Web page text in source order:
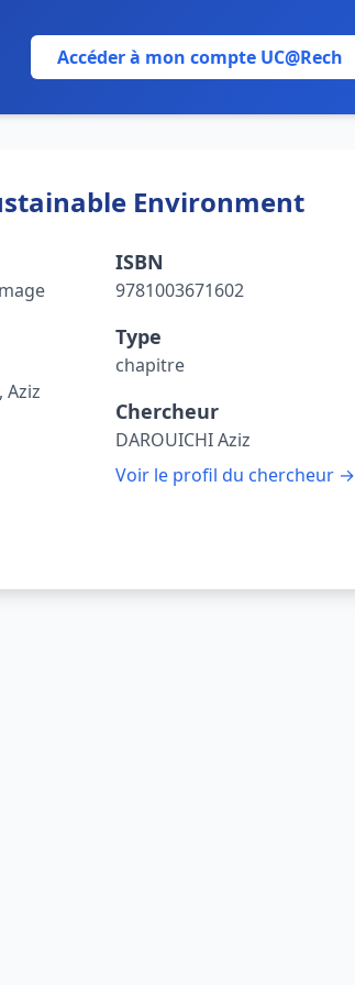
Accéder à mon compte UC@Rech
Environment
Aziz
ISBN
9781003671602
Type
chapitre
Chercheur
DAROUICHI Aziz
Voir le profil du chercheur →